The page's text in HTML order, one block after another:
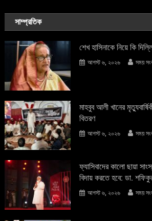
সাম্প্রতিক
শেখ হাসিনাকে নিয়ে কি
আগস্ট ৬, ২০২৬ সময়
মাহবুব আলী খানের
বিতরণ
আগস্ট ৬, ২০২৬ সময়
ফ্যাসিবাদের কালো ছায়া
বিদায় করতে হবে: ডা.
আগস্ট ৬, ২০২৬ সময়